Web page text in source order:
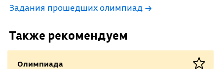
Задания прошедших олимпиад →
Также рекомендуем
Олимпиада